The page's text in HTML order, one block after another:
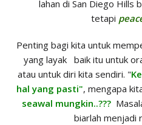
lahan di San Diego Hills
tetapi
Penting bagi kita untuk
yang layak baik itu untuk
atau untuk diri kita sendiri. "
hal yang pasti", mengapa
seawal mungkin..???
biarlah menjadi